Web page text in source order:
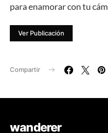
para enamorar con tu
Ver Publicación
Compartir
wanderer